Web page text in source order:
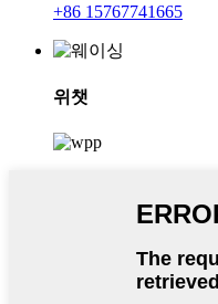
+86 15767741665
위챗